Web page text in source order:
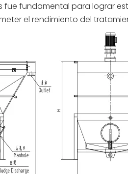
fundamental para lograr
el rendimiento del